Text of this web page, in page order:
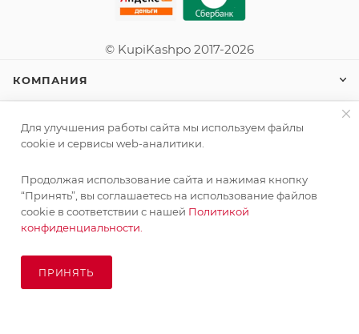
© KupiKashpo 2017-2026
КОМПАНИЯ
ПОДПИСАТЬСЯ НА РАССЫЛКУ
Поставка живых растений осуществляется под заказ
сроком 3-4 недели с минимальной суммой заказа 10000
руб.!
ОК
Для улучшения работы сайта мы используем файлы
cookie и сервисы web-аналитики.
Продолжая использование сайта и нажимая кнопку
“Принять”, вы соглашаетесь на использование файлов
cookie в соответствии с нашей Политикой
конфиденциальности.
ПРИНЯТЬ